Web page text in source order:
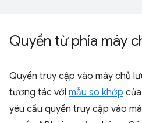
Quyền từ phía máy
Quyền truy cập vào máy chủ
tương tác với mẫu so khớp
yêu cầu quyền truy cập vào